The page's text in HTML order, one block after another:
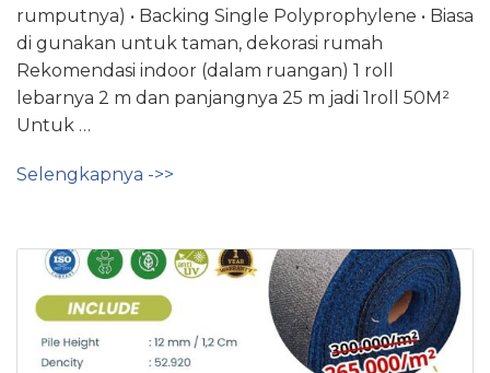
rumputnya) • Backing Single Polyprophylene • Biasa
di gunakan untuk taman, dekorasi rumah
Rekomendasi indoor (dalam ruangan) 1 roll
lebarnya 2 m dan panjangnya 25 m jadi 1roll 50M²
Untuk …
Selengkapnya ->>